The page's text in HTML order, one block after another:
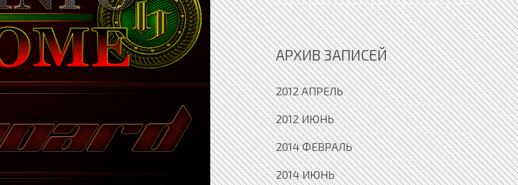
АРХИВ ЗАПИСЕЙ
2012 АПРЕЛЬ
2012 ИЮНЬ
2014 ФЕВРАЛЬ
2014 ИЮНЬ